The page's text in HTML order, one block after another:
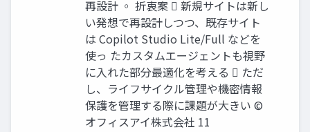
再設計 ◦ 折衷案  新規サイトは新し
い発想で再設計しつつ、既存サイト
は Copilot Studio Lite/Full などを
使っ たカスタムエージェントも視野
に入れた部分最適化を考える  ただ
し、ライフサイクル管理や機密情報
保護を管理する際に課題が大きい ©
オフィスアイ株式会社 11